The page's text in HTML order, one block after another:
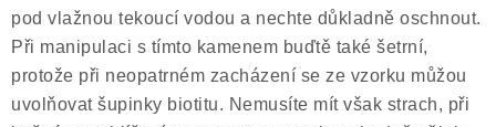
pod vlažnou tekoucí vodou a nechte důkladně oschnout.
Při manipulaci s tímto kamenem buďtě také šetrní,
protože při neopatrném zacházení se ze vzorku můžou
uvolňovat šupinky biotitu. Nemusíte mít však strach, při